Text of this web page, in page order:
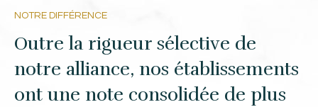
NOTRE DIFFÉRENCE
Outre la rigueur sélective de
notre alliance, nos établissements
ont une note consolidée de plus